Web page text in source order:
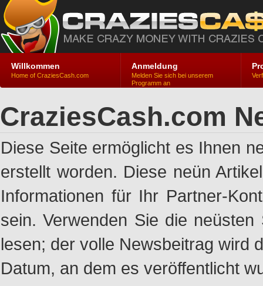
Willkommen
Home of CraziesCash.com
Anmeldung
Melden Sie sich bei unserem
Programm an
CraziesCash.com
Diese Seite ermöglicht es Ihnen
erstellt worden. Diese neün
Informationen für Ihr Partner-
sein. Verwenden Sie die
lesen; der volle Newsbeitrag wird
Datum, an dem es veröffentlicht